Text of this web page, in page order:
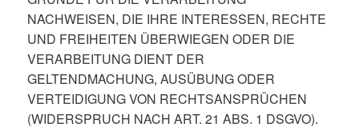
NACHWEISEN, DIE IHRE INTERESSEN, RECHTE
UND FREIHEITEN ÜBERWIEGEN ODER DIE
VERARBEITUNG DIENT DER
GELTENDMACHUNG, AUSÜBUNG ODER
VERTEIDIGUNG VON RECHTSANSPRÜCHEN
(WIDERSPRUCH NACH ART. 21 ABS. 1 DSGVO).